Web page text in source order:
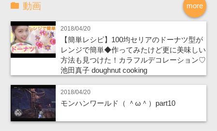
more
動画
2018/04/20
【簡単レシピ】100均セリアのドーナツ型が
レンジで簡単◆作ってみたけど更に美味しい
方法も見つけた！カラフルデコレーション♡
池田真子 doughnut cooking
2018/04/20
モンハンワールド（ ＾ω＾）part10